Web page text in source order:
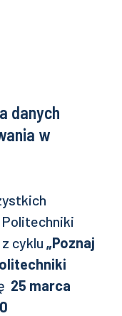
danych
w
cyklu „Poznaj
25 marca